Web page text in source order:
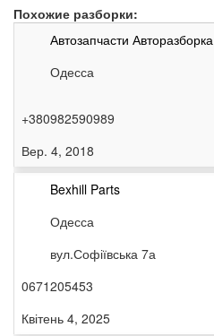
Похожие разборки:
Автозапчасти Авторазборка
Одесса
+380982590989
Вер. 4, 2018
Bexhill Parts
Одесса
вул.Софіївська 7а
0671205453
Квітень 4, 2025